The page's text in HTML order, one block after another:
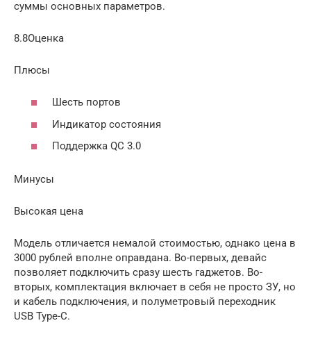
суммы основных параметров.
8.8Оценка
Плюсы
Шесть портов
Индикатор состояния
Поддержка QC 3.0
Минусы
Высокая цена
Модель отличается немалой стоимостью, однако цена в
3000 рублей вполне оправдана. Во-первых, девайс
позволяет подключить сразу шесть гаджетов. Во-
вторых, комплектация включает в себя не просто ЗУ, но
и кабель подключения, и полуметровый переходник
USB Type-C.